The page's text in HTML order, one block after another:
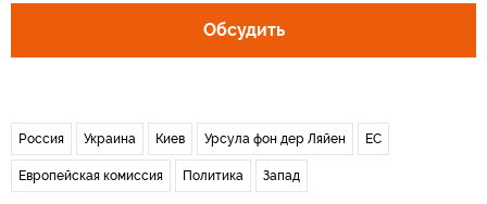
Обсудить
Россия Украина Киев Урсула фон дер Ляйен ЕС
Европейская комиссия Политика Запад